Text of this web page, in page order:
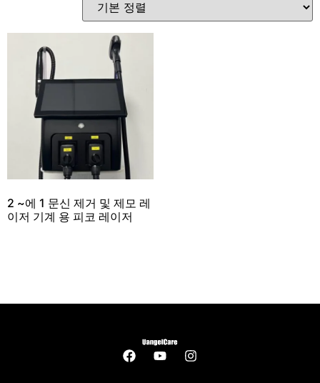
2 ~에 1 문신 제거 및 제모 레
이저 기계 용 피코 레이저